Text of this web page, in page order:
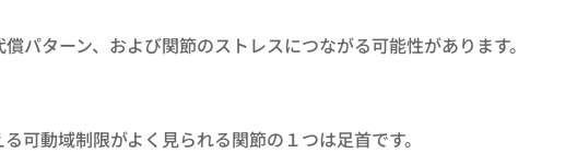
パターン、および関節のストレスにつながる可能性があります。
可動域制限がよく見られる関節の１つは足首です。